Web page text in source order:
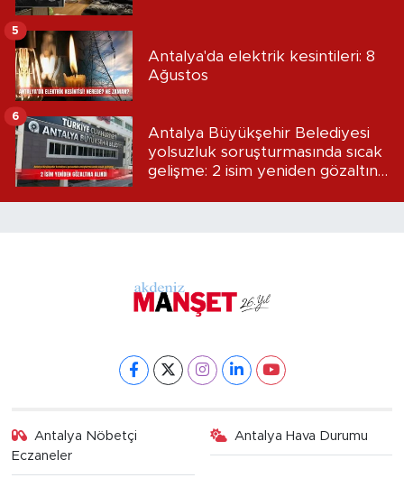
Antalya'da elektrik kesintileri: 8
Ağustos
5
Antalya Büyükşehir Belediyesi
yolsuzluk soruşturmasında sıcak
gelişme: 2 isim yeniden gözaltına
6
Antalya Nöbetçi
Eczaneler
Antalya Hava Durumu